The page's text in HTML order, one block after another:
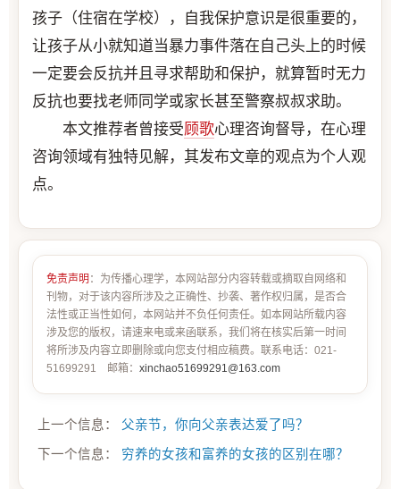
孩子（住宿在学校），自我保护意识是很重要的，
让孩子从小就知道当暴力事件落在自己头上的时候
一定要会反抗并且寻求帮助和保护，就算暂时无力
反抗也要找老师同学或家长甚至警察叔叔求助。
本文推荐者曾接受顾歌心理咨询督导，在心理
咨询领域有独特见解，其发布文章的观点为个人观
点。
免责声明 ：为传播心理学，本网站部分内容转载或摘取自网络和
刊物，对于该内容所涉及之正确性、抄袭、著作权归属，是否合
法性或正当性如何，本网站并不负任何责任。如本网站所载内容
涉及您的版权，请速来电或来函联系，我们将在核实后第一时间
将所涉及内容立即删除或向您支付相应稿费。联系电话：021-
51699291 邮箱： xinchao51699291@163.com
上一个信息： 父亲节，你向父亲表达爱了吗？
下一个信息： 穷养的女孩和富养的女孩的区别在哪？